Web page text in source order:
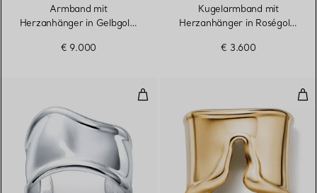
Armband mit
Herzanhänger in Gelbgold,
€ 9.000
Kugelarmband mit
Herzanhänger in Roségold,
€ 3.600
Kleiner Bone Cuff in